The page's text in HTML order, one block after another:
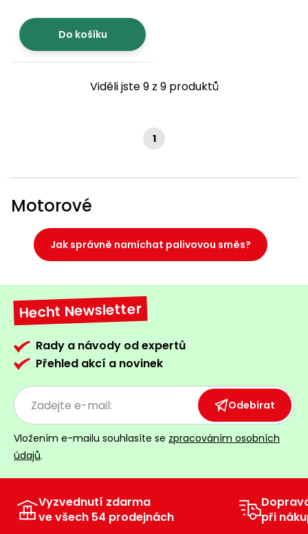
Do košíku
Viděli jste 9 z 9 produktů
1
Motorové
Jak správně namíchat palivovou směs?
Hecht Newsletter
Rady a návody od expertů
Přehled akcí a novinek
Odebírat
Vložením e-mailu souhlasíte se zpracováním osobních
údajů.
Vyzvednutí zdarma
ve všech 54 prodejnách
při